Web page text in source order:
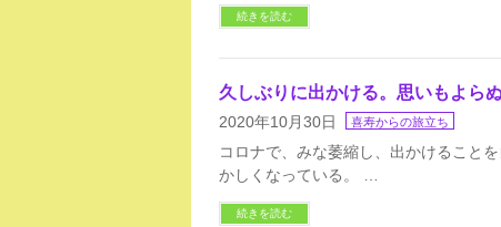
続きを読む
久しぶりに出かける。思いもよら
2020年10月30日 喜寿からの旅立ち
コロナで、みな萎縮し、出かけること
かしくなっている。 …
続きを読む